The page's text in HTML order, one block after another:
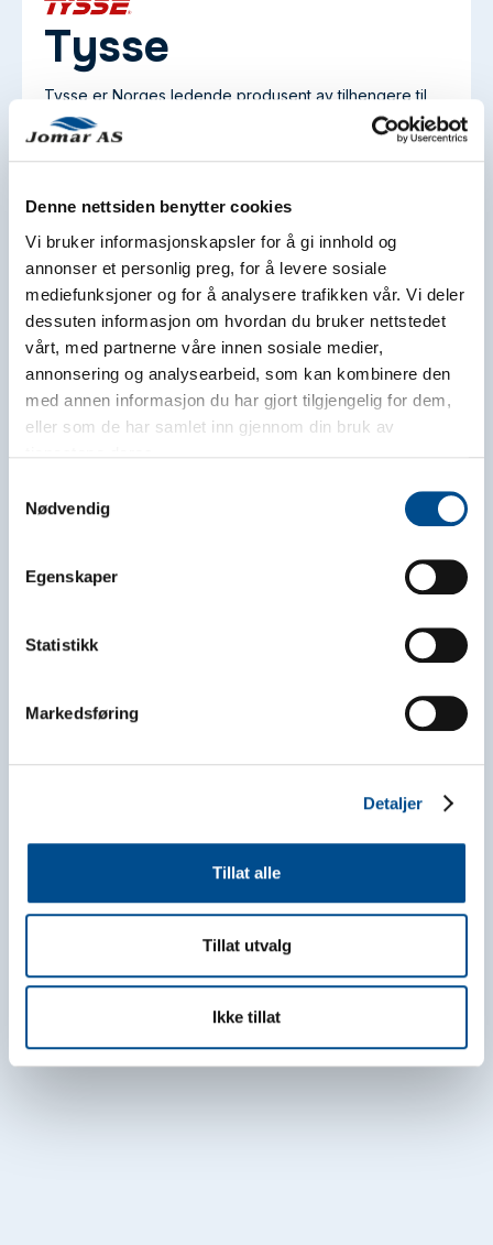
Denne nettsiden benytter cookies
Vi bruker informasjonskapsler for å gi innhold og
annonser et personlig preg, for å levere sosiale
mediefunksjoner og for å analysere trafikken vår. Vi deler
dessuten informasjon om hvordan du bruker nettstedet
vårt, med partnerne våre innen sosiale medier,
annonsering og analysearbeid, som kan kombinere den
med annen informasjon du har gjort tilgjengelig for dem,
eller som de har samlet inn gjennom din bruk av
Nødvendig
Egenskaper
Statistikk
Markedsføring
Detaljer
Tillat alle
Tillat utvalg
Ikke tillat
Tysse
Tysse er Norges ledende produsent av tilhengere til
både privat og profesjonelt bruk. Med fokus på kvalitet
og funksjonalitet tilbyr Tysse et bredt spekter av
tilhengere, enten det gjelder transport av maskiner,